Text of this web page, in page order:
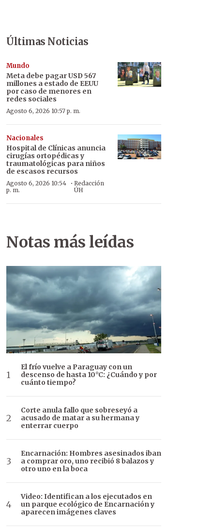
Últimas Noticias
Mundo
Meta debe pagar USD 567
millones a estado de EEUU
por caso de menores en
redes sociales
Agosto 6, 2026 10:57 p. m.
Nacionales
Hospital de Clínicas anuncia
cirugías ortopédicas y
traumatológicas para niños
de escasos recursos
Agosto 6, 2026 10:54
p. m.
· Redacción
ÚH
Notas más leídas
El frío vuelve a Paraguay con un
descenso de hasta 10°C: ¿Cuándo y por
cuánto tiempo?
Corte anula fallo que sobreseyó a
acusado de matar a su hermana y
enterrar cuerpo
Encarnación: Hombres asesinados iban
a comprar oro, uno recibió 8 balazos y
otro uno en la boca
Video: Identifican a los ejecutados en
un parque ecológico de Encarnación y
aparecen imágenes claves